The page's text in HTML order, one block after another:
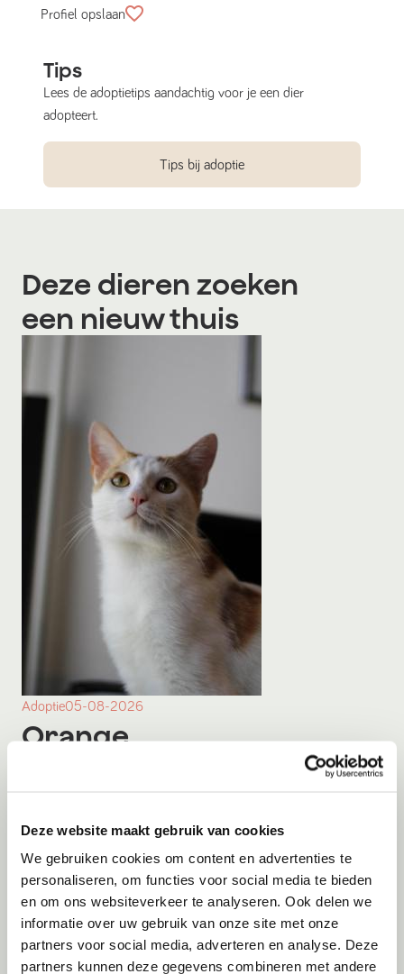
Deze website maakt gebruik van cookies
We gebruiken cookies om content en advertenties te
personaliseren, om functies voor social media te bieden
en om ons websiteverkeer te analyseren. Ook delen we
informatie over uw gebruik van onze site met onze
partners voor social media, adverteren en analyse. Deze
partners kunnen deze gegevens combineren met andere
Profiel opslaan
Tips
Lees de adoptietips aandachtig voor je een dier
adopteert.
Tips bij adoptie
Deze dieren zoeken
een nieuw thuis
Adoptie05-08-2026
Orange